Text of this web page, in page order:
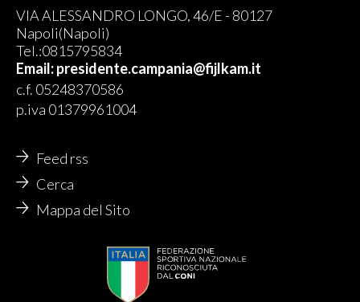
VIA ALESSANDRO LONGO, 46/E - 80127
Napoli(Napoli)
Tel.:0815795834
Email: presidente.campania@fijlkam.it
c.f. 05248370586
p.iva 01379961004
Feed rss
Cerca
Mappa del Sito